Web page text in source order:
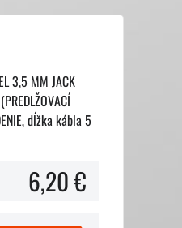
3,5 MM JACK
dĺžka kábla 5
6,20 €